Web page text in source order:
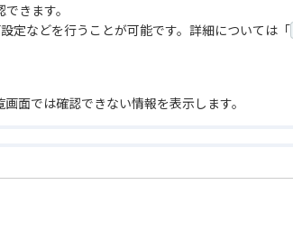
きます。
定などを行うことが可能です。詳細については「
面では確認できない情報を表示します。